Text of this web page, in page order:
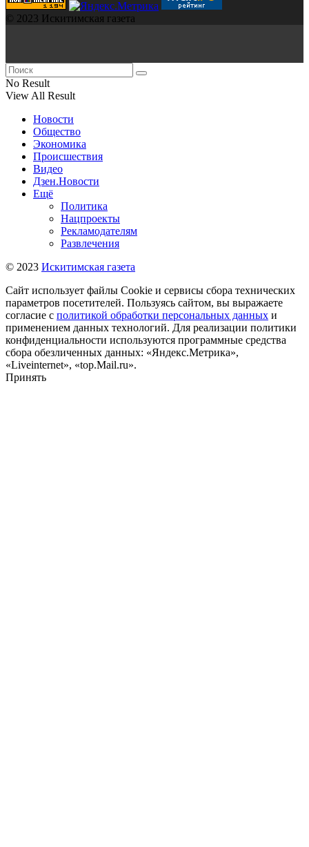
© 2023 Искитимская газета
No Result
View All Result
Новости
Общество
Экономика
Происшествия
Видео
Дзен.Новости
Ещё
Политика
Нацпроекты
Рекламодателям
Развлечения
© 2023 Искитимская газета
Сайт использует файлы Cookie и сервисы сбора технических
параметров посетителей. Пользуясь сайтом, вы выражаете
согласие с политикой обработки персональных данных и
применением данных технологий. Для реализации политики
конфиденциальности используются программные средства
сбора обезличенных данных: «Яндекс.Метрика»,
«Liveinternet», «top.Mail.ru».
Принять